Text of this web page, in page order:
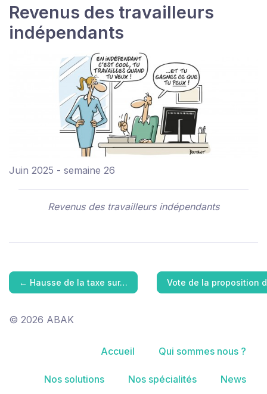
Revenus des travailleurs
indépendants
Juin 2025 - semaine 26
Revenus des travailleurs indépendants
← Hausse de la taxe sur… Vote de la proposition
© 2026 ABAK
Accueil Qui sommes nous ?
Nos solutions Nos spécialités News